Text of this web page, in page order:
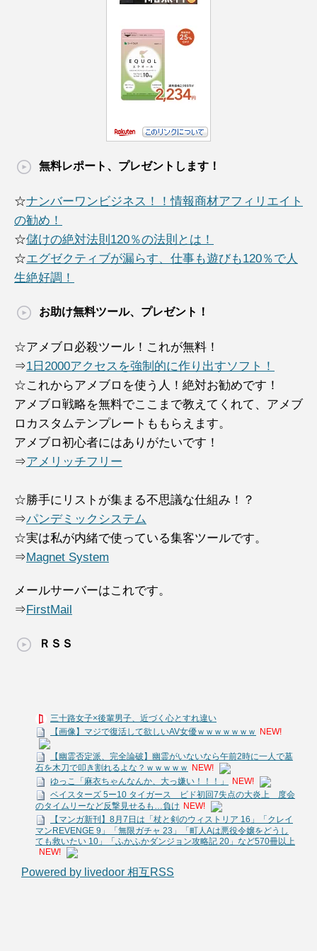
無料レポート、プレゼントします！
☆ナンバーワンビジネス！！情報商材アフィリエイト
の勧め！
☆儲けの絶対法則120％の法則とは！
☆エグゼクティブが漏らす、仕事も遊びも120％で人
生絶好調！
お助け無料ツール、プレゼント！
☆アメブロ必殺ツール！これが無料！
⇒1日2000アクセスを強制的に作り出すソフト！
☆これからアメブロを使う人！絶対お勧めです！
アメブロ戦略を無料でここまで教えてくれて、アメブ
ロカスタムテンプレートももらえます。
アメブロ初心者にはありがたいです！
⇒アメリッチフリー
☆勝手にリストが集まる不思議な仕組み！？
⇒パンデミックシステム
☆実は私が内緒で使っている集客ツールです。
⇒Magnet System
メールサーバーはこれです。
⇒FirstMail
ＲＳＳ
三十路女子×後輩男子、近づく心とすれ違い
【画像】マジで復活して欲しいAV女優ｗｗｗｗｗｗｗ
NEW!
【幽霊否定派、完全論破】幽霊がいないなら午前2時に一人で墓
石を木刀で叩き割れるよな？ｗｗｗｗｗ
NEW!
ゆっこ「麻衣ちゃんなんか、大っ嫌い！！！」
NEW!
ベイスターズ 5ー10 タイガース ビド初回7失点の大炎上 度会
のタイムリーなど反撃見せるも…負け NEW!
【マンガ新刊】8月7日は「杖と剣のウィストリア 16」「クレイ
マンREVENGE 9」「無限ガチャ 23」「町人Aは悪役令嬢をどうし
ても救いたい 10」「ふかふかダンジョン攻略記 20」など570冊以上
NEW!
Powered by livedoor 相互RSS